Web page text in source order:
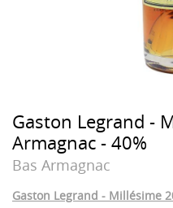
Gaston Legrand -
Armagnac - 40%
Bas Armagnac
Gaston Legrand - Millésime